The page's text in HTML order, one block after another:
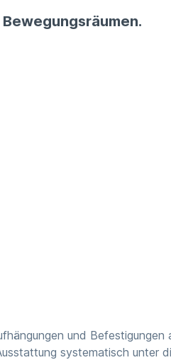
und Befestigungen
systematisch unter